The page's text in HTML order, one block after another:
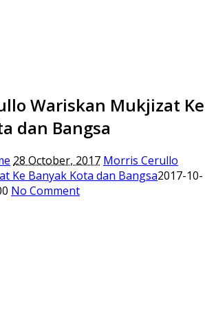
Wariskan Mukjizat Ke
dan Bangsa
28 October, 2017 Morris Cerullo
Ke Banyak Kota dan Bangsa2017-10-
No Comment